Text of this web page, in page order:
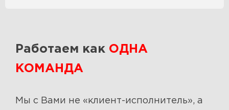
Работаем как ОДНА
КОМАНДА
Мы с Вами не «клиент-исполнитель», а